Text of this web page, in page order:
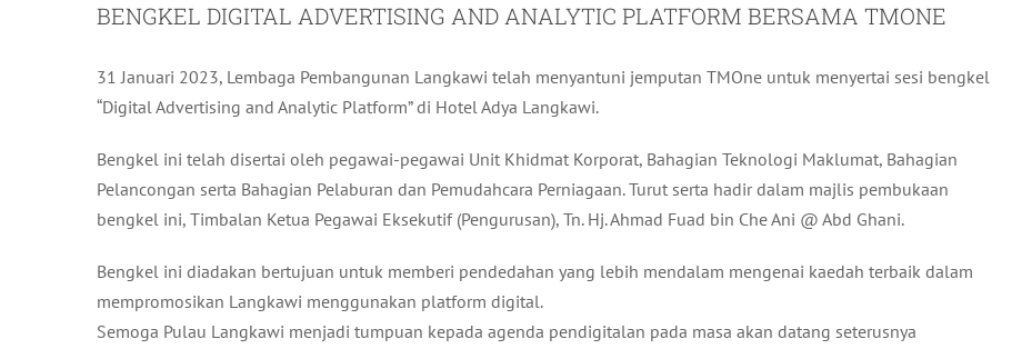
BENGKEL DIGITAL ADVERTISING AND ANALYTIC PLATFORM BERSAMA TMONE
31 Januari 2023, Lembaga Pembangunan Langkawi telah menyantuni jemputan TMOne untuk menyertai sesi bengkel
“Digital Advertising and Analytic Platform” di Hotel Adya Langkawi.
Bengkel ini telah disertai oleh pegawai-pegawai Unit Khidmat Korporat, Bahagian Teknologi Maklumat, Bahagian
Pelancongan serta Bahagian Pelaburan dan Pemudahcara Perniagaan. Turut serta hadir dalam majlis pembukaan
bengkel ini, Timbalan Ketua Pegawai Eksekutif (Pengurusan), Tn. Hj. Ahmad Fuad bin Che Ani @ Abd Ghani.
Bengkel ini diadakan bertujuan untuk memberi pendedahan yang lebih mendalam mengenai kaedah terbaik dalam
mempromosikan Langkawi menggunakan platform digital.
Semoga Pulau Langkawi menjadi tumpuan kepada agenda pendigitalan pada masa akan datang seterusnya